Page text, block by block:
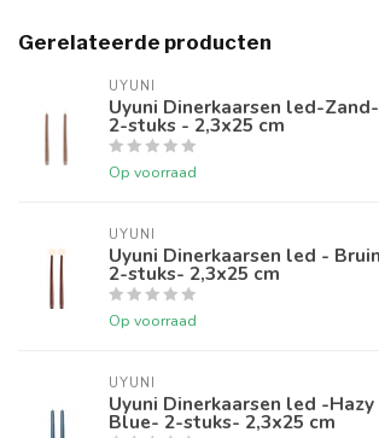
Gerelateerde producten
UYUNI
Uyuni Dinerkaarsen led-Zand-
2-stuks - 2,3x25 cm
Op voorraad
UYUNI
Uyuni Dinerkaarsen led -
2-stuks- 2,3x25 cm
Op voorraad
UYUNI
Uyuni Dinerkaarsen led -Hazy
Blue- 2-stuks- 2,3x25 cm